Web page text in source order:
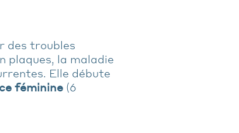
des troubles
plaques, la maladie
Elle débute
féminine (6